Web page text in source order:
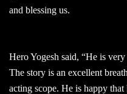
and blessing us.
Hero Yogesh said, “He is
The story is an excellent
acting scope. He is happy